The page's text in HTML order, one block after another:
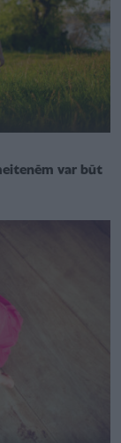
var būt